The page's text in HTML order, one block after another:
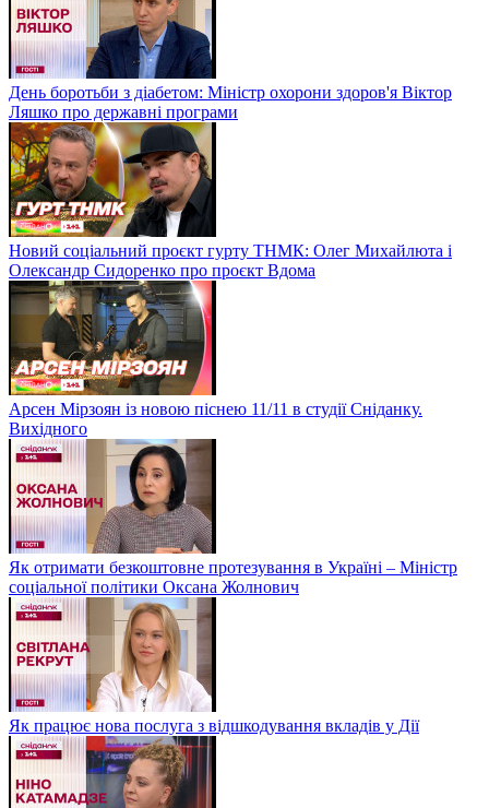
День боротьби з діабетом: Міністр охорони здоров'я Віктор
Ляшко про державні програми
Новий соціальний проєкт гурту ТНМК: Олег Михайлюта і
Олександр Сидоренко про проєкт Вдома
Арсен Мірзоян із новою піснею 11/11 в студії Сніданку.
Вихідного
Як отримати безкоштовне протезування в Україні – Міністр
соціальної політики Оксана Жолнович
Як працює нова послуга з відшкодування вкладів у Дії